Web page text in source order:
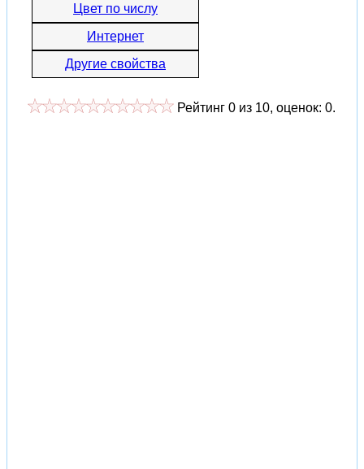
Цвет по числу
Интернет
Другие свойства
Рейтинг 0 из 10, оценок: 0.